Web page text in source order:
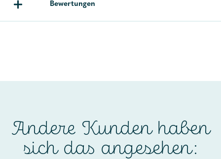
Bewertungen
Andere Kunden haben
sich das angesehen: